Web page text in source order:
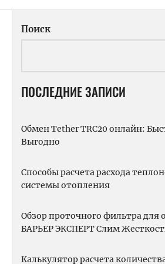
Поиск
ПОСЛЕДНИЕ ЗАПИСИ
Обмен Tether TRC20 онлайн:
Выгодно
Способы расчета расхода
системы отопления
Обзор проточного фильтра для
БАРЬЕР ЭКСПЕРТ Слим
Калькулятор расчета